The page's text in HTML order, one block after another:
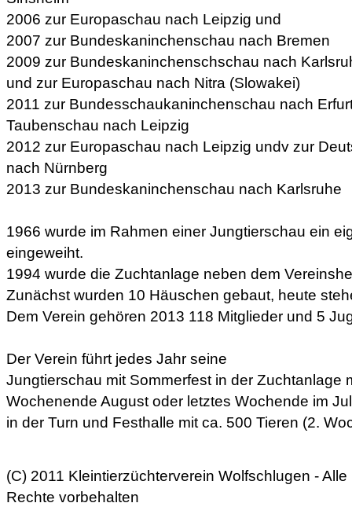
2006 zur Europaschau nach Leipzig und
2007 zur Bundeskaninchenschau nach Bremen
2009 zur Bundeskaninchenschschau nach
und zur Europaschau nach Nitra (Slowakei)
2011 zur Bundesschaukaninchenschau nach
Taubenschau nach Leipzig
2012 zur Europaschau nach Leipzig undv zur
nach Nürnberg
2013 zur Bundeskaninchenschau nach Karlsruhe
1966 wurde im Rahmen einer Jungtierschau ein
eingeweiht.
1994 wurde die Zuchtanlage neben dem
Zunächst wurden 10 Häuschen gebaut, heute
Dem Verein gehören 2013 118 Mitglieder und 5
Der Verein führt jedes Jahr seine
Jungtierschau mit Sommerfest in der Zuchtanlage
Wochenende August oder letztes Wochende im
in der Turn und Festhalle mit ca. 500 Tieren (2.
(C) 2011 Kleintierzüchterverein Wolfschlugen - Alle
Rechte vorbehalten